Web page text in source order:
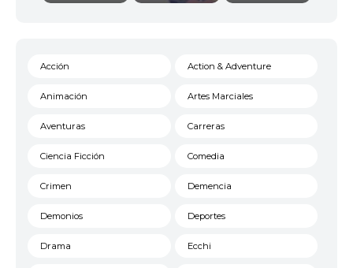
Acción Action & Adventure
Animación Artes Marciales
Aventuras Carreras
Ciencia Ficción Comedia
Crimen Demencia
Demonios Deportes
Drama Ecchi